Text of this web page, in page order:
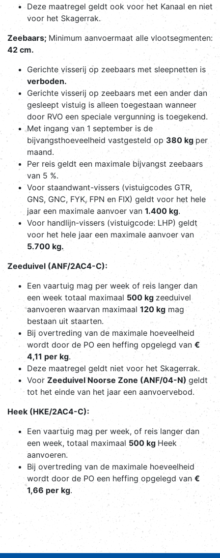
Deze maatregel geldt ook voor het Kanaal en niet
voor het Skagerrak.
Zeebaars;Minimum aanvoermaat alle vlootsegmenten:
42 cm.
Gerichte visserij op zeebaars met sleepnetten is
verboden.
Gerichte visserij op zeebaars met een ander dan
gesleept vistuig is alleen toegestaan wanneer
door RVO een speciale vergunning is toegekend.
Met ingang van 1 september is de
bijvangsthoeveelheid vastgesteld op380 kgper
maand.
Per reis geldt een maximale bijvangst zeebaars
van 5 %.
Voor staandwant-vissers (vistuigcodes GTR,
GNS, GNC, FYK, FPN en FIX) geldt voor het hele
jaar een maximale aanvoer van 1.400 kg.
Voor handlijn-vissers (vistuigcode: LHP) geldt
voor het hele jaar een maximale aanvoer van
5.700 kg.
Zeeduivel (ANF/2AC4-C):
Een vaartuig mag per week of reis langer dan
een week totaal maximaal 500 kg zeeduivel
aanvoeren waarvan maximaal 120 kg mag
bestaan uit staarten.
Bij overtreding van de maximale hoeveelheid
wordt door de PO een heffing opgelegd van €
4,11 per kg.
Deze maatregel geldt niet voor het Skagerrak.
Voor Zeeduivel Noorse Zone (ANF/04-N) geldt
tot het einde van het jaar een aanvoervebod.
Heek (HKE/2AC4-C):
Een vaartuig mag per week, of reis langer dan
een week, totaal maximaal 500 kg Heek
aanvoeren.
Bij overtreding van de maximale hoeveelheid
wordt door de PO een heffing opgelegd van€
1,66 per kg.